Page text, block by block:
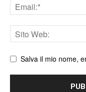
Email
Sito
web
Salva il mio nome,